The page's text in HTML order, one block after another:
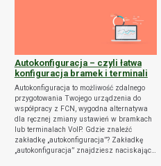
Autokonfiguracja – czyli łatwa
konfiguracja bramek i terminali
Autokonfiguracja to możliwość zdalnego
przygotowania Twojego urządzenia do
współpracy z FCN, wygodna alternatywa
dla ręcznej zmiany ustawień w bramkach
lub terminalach VoIP. Gdzie znaleźć
zakładkę „autokonfiguracja”? Zakładkę
„autokonfiguracja” znajdziesz naciskając…